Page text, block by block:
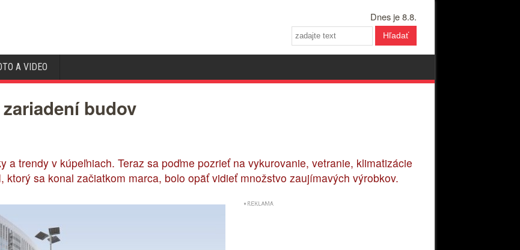
Dnes je 8.8.
Hľadať
A VIDEO
budov
a trendy v kúpeľniach. Teraz sa poďme pozrieť na vykurovanie, vetranie, klimatizácie
sa konal začiatkom marca, bolo opäť vidieť množstvo zaujímavých výrobkov.